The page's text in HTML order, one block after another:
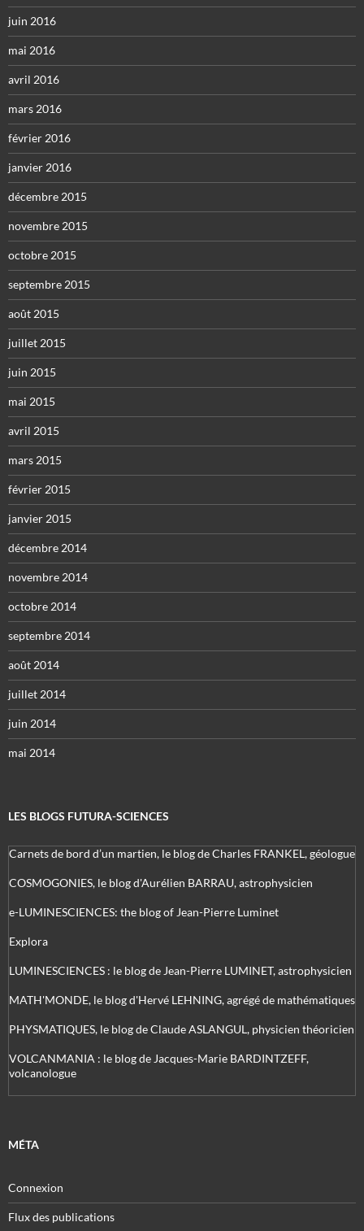
juin 2016
mai 2016
avril 2016
mars 2016
février 2016
janvier 2016
décembre 2015
novembre 2015
octobre 2015
septembre 2015
août 2015
juillet 2015
juin 2015
mai 2015
avril 2015
mars 2015
février 2015
janvier 2015
décembre 2014
novembre 2014
octobre 2014
septembre 2014
août 2014
juillet 2014
juin 2014
mai 2014
LES BLOGS FUTURA-SCIENCES
Carnets de bord d’un martien, le blog de Charles FRANKEL, géologue
COSMOGONIES, le blog d'Aurélien BARRAU, astrophysicien
e-LUMINESCIENCES: the blog of Jean-Pierre Luminet
Explora
LUMINESCIENCES : le blog de Jean-Pierre LUMINET, astrophysicien
MATH'MONDE, le blog d'Hervé LEHNING, agrégé de mathématiques
PHYSMATIQUES, le blog de Claude ASLANGUL, physicien théoricien
VOLCANMANIA : le blog de Jacques-Marie BARDINTZEFF,
volcanologue
MÉTA
Connexion
Flux des publications